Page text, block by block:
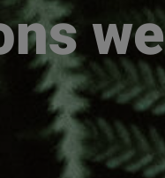
we